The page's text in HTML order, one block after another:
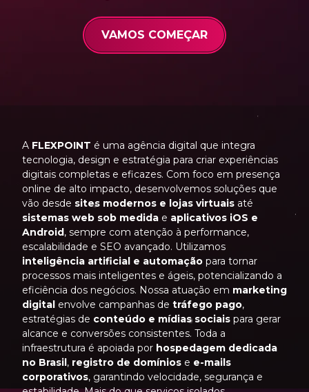
VAMOS COMEÇAR
A FLEXPOINT é uma agência digital que integra
tecnologia, design e estratégia para criar experiências
digitais completas e eficazes. Com foco em presença
online de alto impacto, desenvolvemos soluções que
vão desde sites modernos e lojas virtuais até
sistemas web sob medida e aplicativos iOS e
Android, sempre com atenção à performance,
escalabilidade e SEO avançado. Utilizamos
inteligência artificial e automação para tornar
processos mais inteligentes e ágeis, potencializando a
eficiência dos negócios. Nossa atuação em marketing
digital envolve campanhas de tráfego pago,
estratégias de conteúdo e mídias sociais para gerar
alcance e conversões consistentes. Toda a
infraestrutura é apoiada por hospedagem dedicada
no Brasil, registro de domínios e e-mails
corporativos, garantindo velocidade, segurança e